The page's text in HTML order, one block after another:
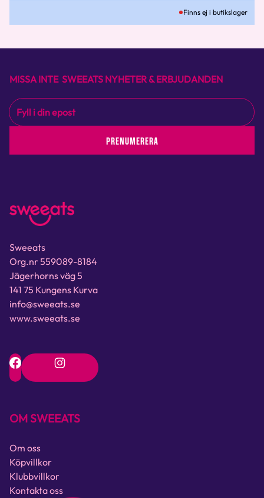
Finns ej i butikslager
MISSA INTE SWEEATS NYHETER & ERBJUDANDEN
PRENUMERERA
Sweeats
Org.nr 559089-8184
Jägerhorns väg 5
141 75 Kungens Kurva
info@sweeats.se
www.sweeats.se
OM SWEEATS
Om oss
Köpvillkor
Klubbvillkor
Kontakta oss